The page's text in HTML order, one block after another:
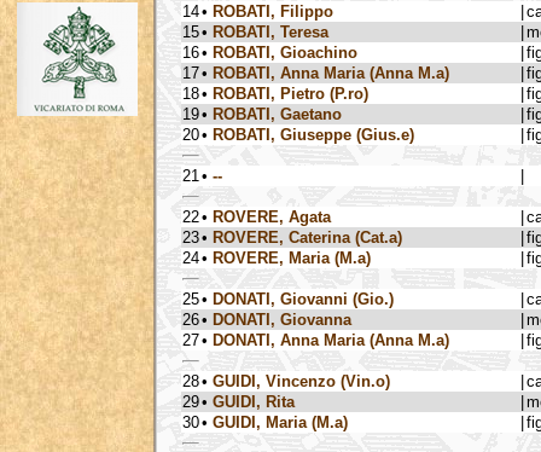
14• ROBATI, Filippo
15• ROBATI, Teresa
16• ROBATI, Gioachino
17• ROBATI, Anna Maria (Anna M.a)
18• ROBATI, Pietro (P.ro)
19• ROBATI, Gaetano
20• ROBATI, Giuseppe (Gius.e)
21 • --
22• ROVERE, Agata
23• ROVERE, Caterina (Cat.a)
24• ROVERE, Maria (M.a)
25• DONATI, Giovanni (Gio.)
26• DONATI, Giovanna
27• DONATI, Anna Maria (Anna M.a)
28• GUIDI, Vincenzo (Vin.o)
29• GUIDI, Rita
30• GUIDI, Maria (M.a)